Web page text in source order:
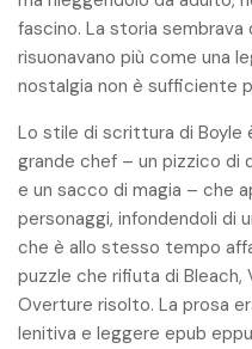
fascino. La storia
risuonavano più come una
nostalgia non è sufficiente
Lo stile di scrittura di Boyle
grande chef – un pizzico di
e un sacco di magia – che
personaggi, infondendoli di
che è allo stesso tempo
puzzle che rifiuta di Bleach,
Overture risolto. La prosa
lenitiva e leggere epub